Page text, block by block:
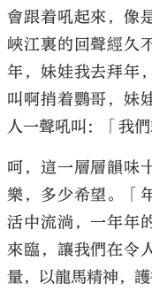
會跟着吼起來，像
峽江裏的回聲經久
年，妹娃我去拜年
叫啊捎着鸚哥，妹
人一聲吼叫：「我們
呵，這一層層韻味
樂，多少希望。「
活中流淌，一年年
來臨，讓我們在令
量，以龍馬精神，